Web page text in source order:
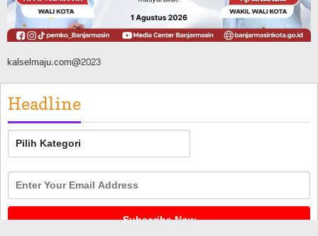
kalselmaju.com@2023
Headline
Headline